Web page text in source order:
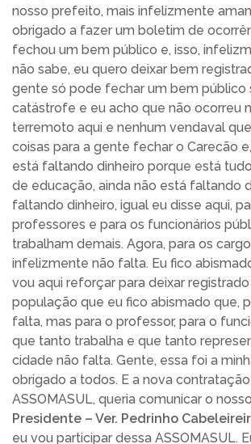
nosso prefeito, mais infelizmente
obrigado a fazer um boletim de
fechou um bem público e, isso,
não sabe, eu quero deixar bem
gente só pode fechar um bem público
catástrofe e eu acho que não ocorreu
terremoto aqui e nenhum vendaval
coisas para a gente fechar o Carecão
está faltando dinheiro porque está
de educação, ainda não está faltando
faltando dinheiro, igual eu disse aqui,
professores e para os funcionários
trabalham demais. Agora, para os
infelizmente não falta. Eu fico
vou aqui reforçar para deixar
população que eu fico abismado que,
falta, mas para o professor, para o
que tanto trabalha e que tanto
cidade não falta. Gente, essa foi a
obrigado a todos. E a nova
ASSOMASUL, queria comunicar o
Presidente – Ver. Pedrinho
eu vou participar dessa ASSOMASUL.